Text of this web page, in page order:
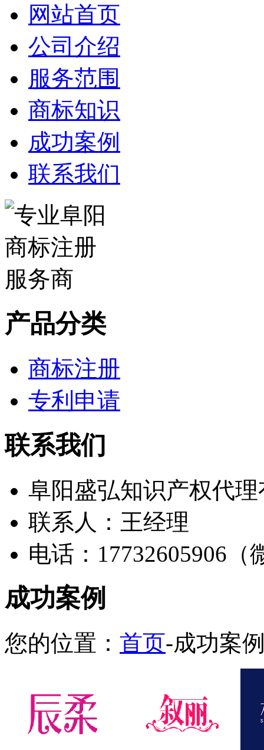
网站首页
公司介绍
服务范围
商标知识
成功案例
联系我们
产品分类
商标注册
专利申请
联系我们
阜阳盛弘知识产权代
联系人：王经理
电话：17732605906（
成功案例
您的位置： 首页-成功案